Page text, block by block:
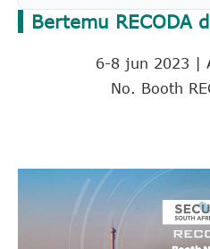
Bertemu RECODA
6-8 jun 2023 |
No. Booth